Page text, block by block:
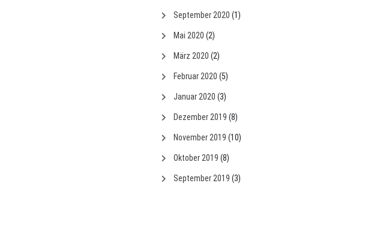
September 2020 (1)
Mai 2020 (2)
März 2020 (2)
Februar 2020 (5)
Januar 2020 (3)
Dezember 2019 (8)
November 2019 (10)
Oktober 2019 (8)
September 2019 (3)